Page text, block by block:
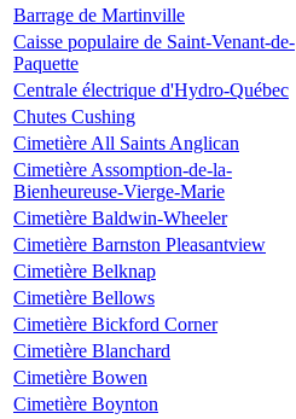
Barrage de Martinville
Caisse populaire de Saint-Venant-de-
Paquette
Centrale électrique d'Hydro-Québec
Chutes Cushing
Cimetière All Saints Anglican
Cimetière Assomption-de-la-
Bienheureuse-Vierge-Marie
Cimetière Baldwin-Wheeler
Cimetière Barnston Pleasantview
Cimetière Belknap
Cimetière Bellows
Cimetière Bickford Corner
Cimetière Blanchard
Cimetière Bowen
Cimetière Boynton